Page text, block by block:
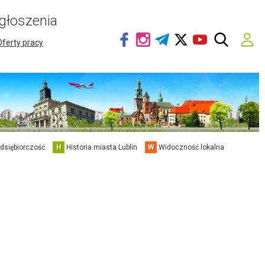
pracy
H Historia miasta Lublin W Widoczność lokalna